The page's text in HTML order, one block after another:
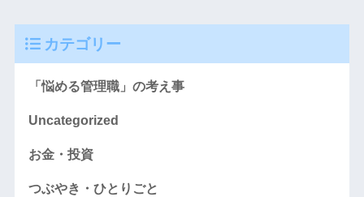
カテゴリー
「悩める管理職」の考え事
Uncategorized
お金・投資
つぶやき・ひとりごと